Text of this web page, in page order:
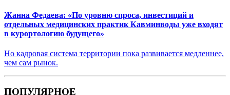
Жанна Федаева: «По уровню спроса, инвестиций и
отдельных медицинских практик Кавминводы уже входят
в курортологию будущего»
Но кадровая система территории пока развивается медленнее,
чем сам рынок.
ПОПУЛЯРНОЕ